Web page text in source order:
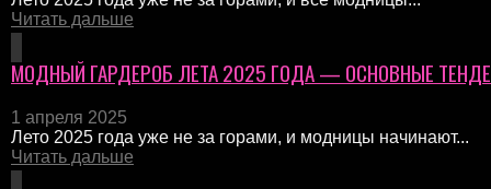
Читать дальше
МОДНЫЙ ГАРДЕРОБ ЛЕТА 2025 ГОДА — ОСНОВНЫЕ
1 апреля 2025
Лето 2025 года уже не за горами, и модницы начинают...
Читать дальше